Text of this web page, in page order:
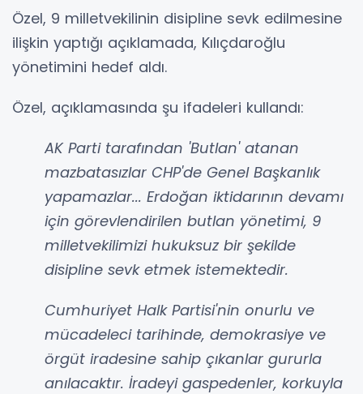
Özel, 9 milletvekilinin disipline sevk edilmesine
ilişkin yaptığı açıklamada, Kılıçdaroğlu
yönetimini hedef aldı.
Özel, açıklamasında şu ifadeleri kullandı:
AK Parti tarafından 'Butlan' atanan
mazbatasızlar CHP'de Genel Başkanlık
yapamazlar... Erdoğan iktidarının devamı
için görevlendirilen butlan yönetimi, 9
milletvekilimizi hukuksuz bir şekilde
disipline sevk etmek istemektedir.
Cumhuriyet Halk Partisi'nin onurlu ve
mücadeleci tarihinde, demokrasiye ve
örgüt iradesine sahip çıkanlar gururla
anılacaktır. İradeyi gaspedenler, korkuyla